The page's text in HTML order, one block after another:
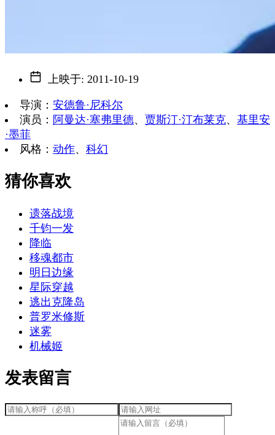
上映于: 2011-10-19
导演 ： 安德鲁·尼科尔
演员 ： 阿曼达·塞弗里德、 贾斯汀·汀布莱克、 基里安
·墨菲
风格 ： 动作、 科幻
猜你喜欢
遗落战境
千钧一发
降临
移魂都市
明日边缘
星际穿越
逃出克隆岛
普罗米修斯
迷雾
机械姬
发表留言